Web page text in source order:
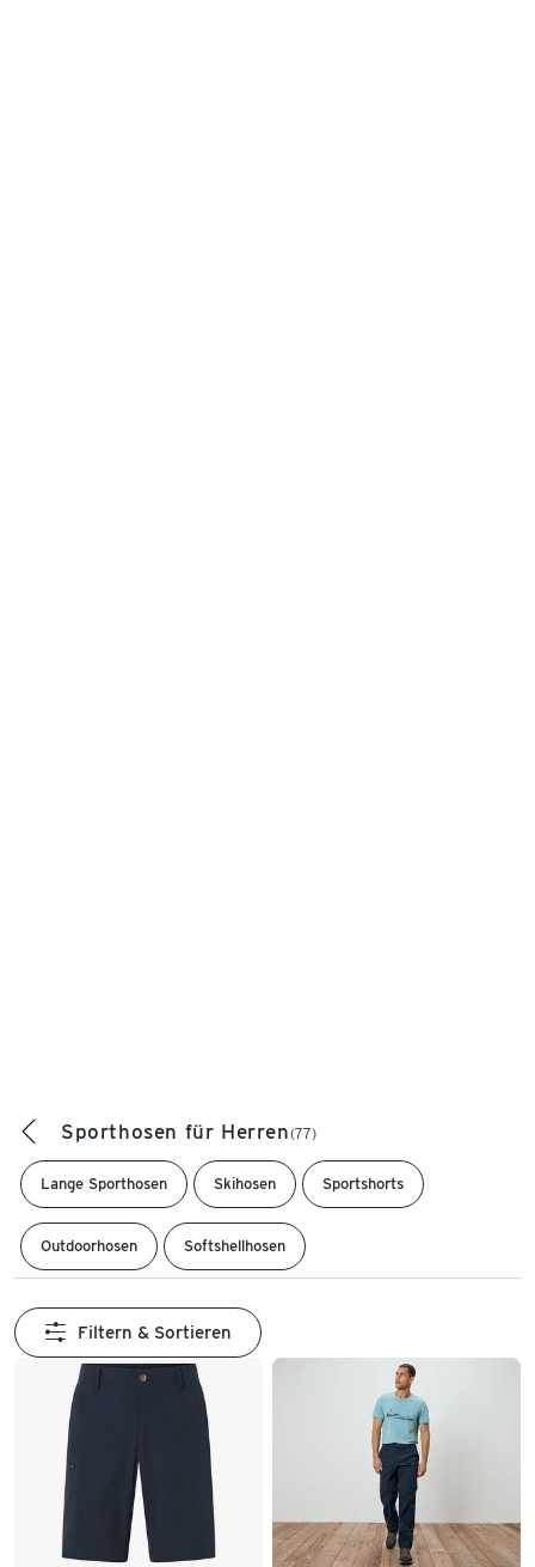
Sporthosen für Herren(77)
Lange Sporthosen Skihosen Sportshorts
Outdoorhosen Softshellhosen
Filtern & Sortieren